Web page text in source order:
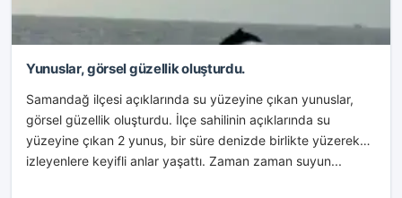
Yunuslar, görsel güzellik oluşturdu.
Samandağ ilçesi açıklarında su yüzeyine çıkan yunuslar,
görsel güzellik oluşturdu. İlçe sahilinin açıklarında su
yüzeyine çıkan 2 yunus, bir süre denizde birlikte yüzerek
izleyenlere keyifli anlar yaşattı. Zaman zaman suyun...